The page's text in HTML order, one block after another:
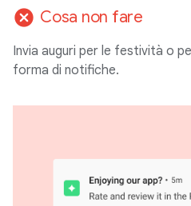
cancel Cosa non fare
Invia auguri per le festività o
forma di notifiche.